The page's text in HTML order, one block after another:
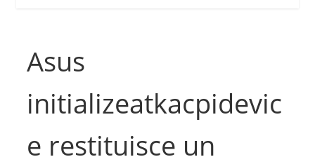
Asus
initializeatkacpidevic
e restituisce un